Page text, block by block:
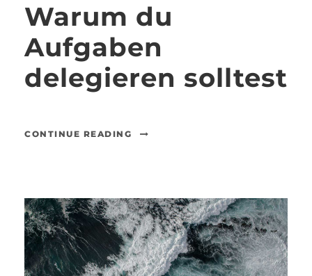
Warum du
Aufgaben
delegieren solltest
CONTINUE READING